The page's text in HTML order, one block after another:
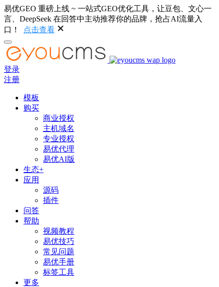
易优GEO 重磅上线 ~ 一站式GEO优化工具，让豆包、文心一
言、DeepSeek 在回答中主动推荐你的品牌，抢占AI流量入
口！
点击查看
登录
注册
模板
购买
商业授权
主机域名
专业授权
易优代理
易优AI版
生态+
应用
源码
插件
问答
帮助
视频教程
易优技巧
常见问题
易优手册
标签工具
更多